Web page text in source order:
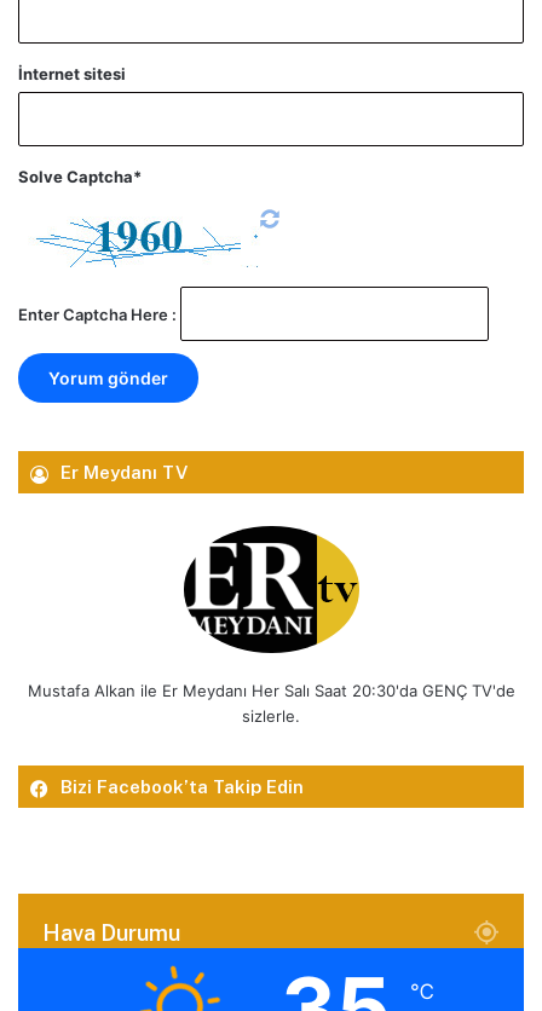
İnternet sitesi
Solve Captcha*
Enter Captcha Here :
Er Meydanı TV
Mustafa Alkan ile Er Meydanı Her Salı Saat 20:30'da GENÇ TV'de
sizlerle.
Bizi Facebook’ta Takip Edin
Hava Durumu
℃